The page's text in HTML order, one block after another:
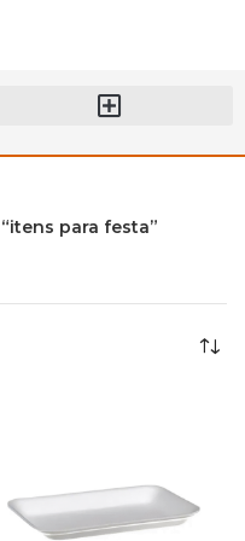
para festa”